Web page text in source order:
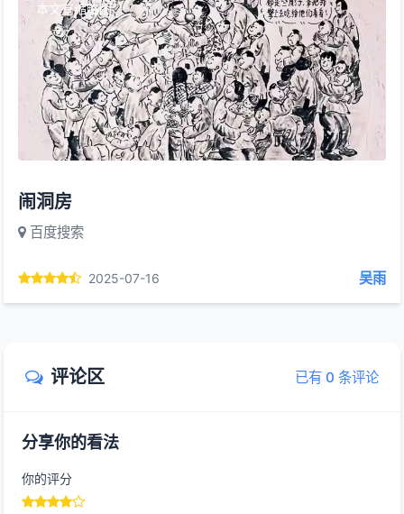
本文有缩略图
闹洞房
百度搜索
2025-07-16 吴雨
评论区 已有 0 条评论
分享你的看法
你的评分